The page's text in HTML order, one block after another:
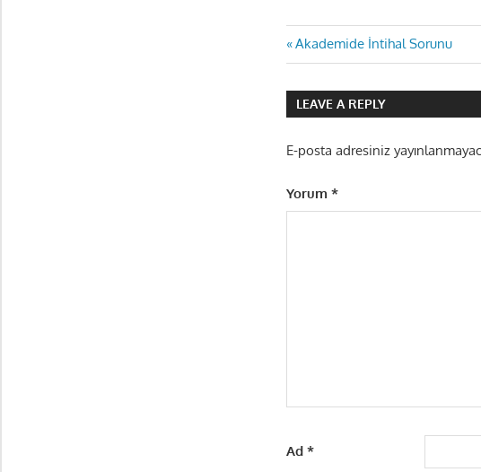
Yazı
gezinmesi
Previous
Post:
Akademide İntihal Sorunu
LEAVE A REPLY
E-posta adresiniz
Yorum*
Ad*